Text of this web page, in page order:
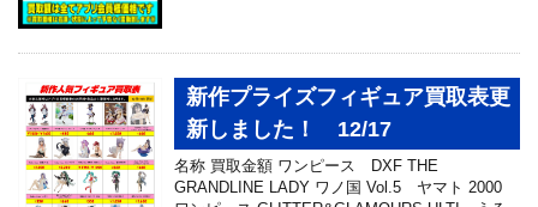
新作プライズフィギュア買取表更
新しました！ 12/17
名称 買取金額 ワンピース DXF THE
GRANDLINE LADY ワノ国 Vol.5 ヤマト 2000